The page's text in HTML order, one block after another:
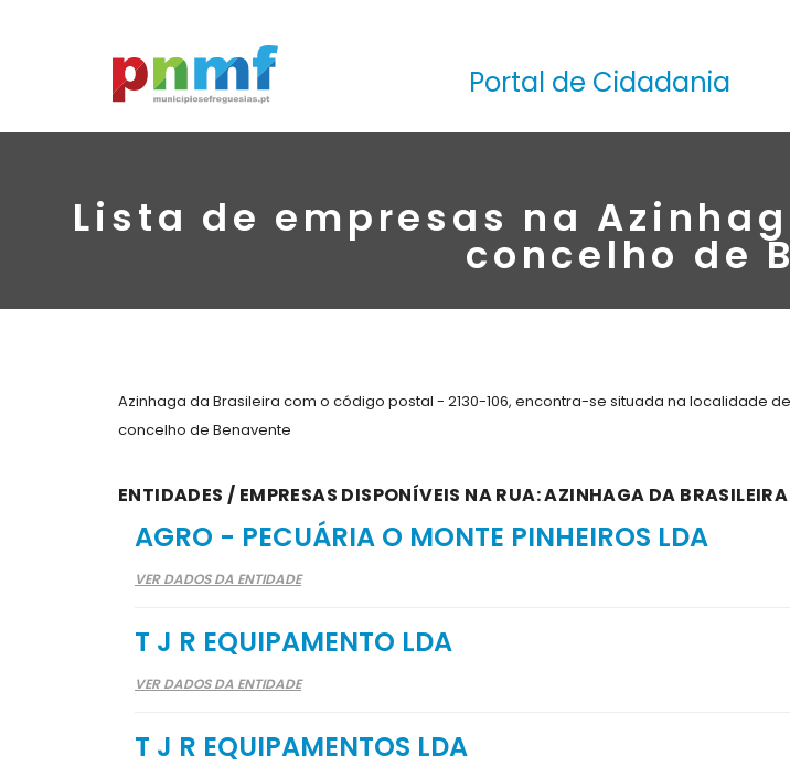
Portal de Cidadania
Lista de empresas na
concelho de
Azinhaga da Brasileira com o código postal - 2130-106, encontra-se situada na localidade
concelho de Benavente
ENTIDADES / EMPRESAS DISPONÍVEIS NA RUA: AZINHAGA DA BRASILEIRA
AGRO - PECUÁRIA O MONTE PINHEIROS LDA
VER DADOS DA ENTIDADE
T J R EQUIPAMENTO LDA
VER DADOS DA ENTIDADE
T J R EQUIPAMENTOS LDA